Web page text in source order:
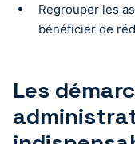
Regrouper les
bénéficier de
Les